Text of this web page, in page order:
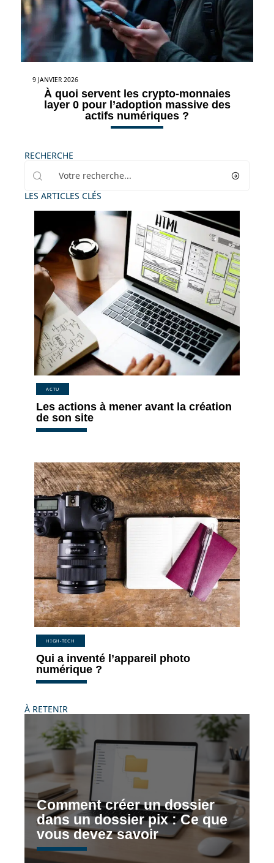
9 JANVIER 2026
À quoi servent les crypto-monnaies
layer 0 pour l’adoption massive des
actifs numériques ?
RECHERCHE
LES ARTICLES CLÉS
ACTU
Les actions à mener avant la création
de son site
HIGH-TECH
Qui a inventé l’appareil photo
numérique ?
À RETENIR
Comment créer un dossier
dans un dossier pix : Ce que
vous devez savoir